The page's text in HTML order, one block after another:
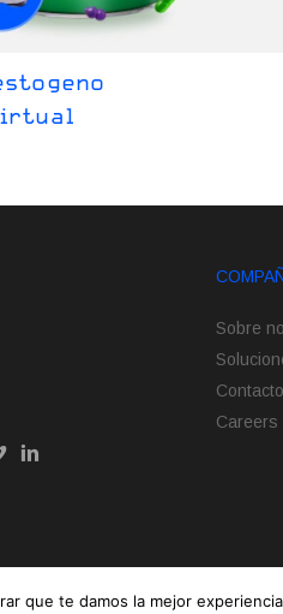
Sobre
Contacto
Careers
que te damos la mejor